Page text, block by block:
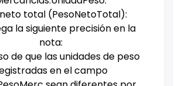
total (PesoNetoTotal):
la siguiente precisión en la
nota:
de que las unidades de peso
en el campo